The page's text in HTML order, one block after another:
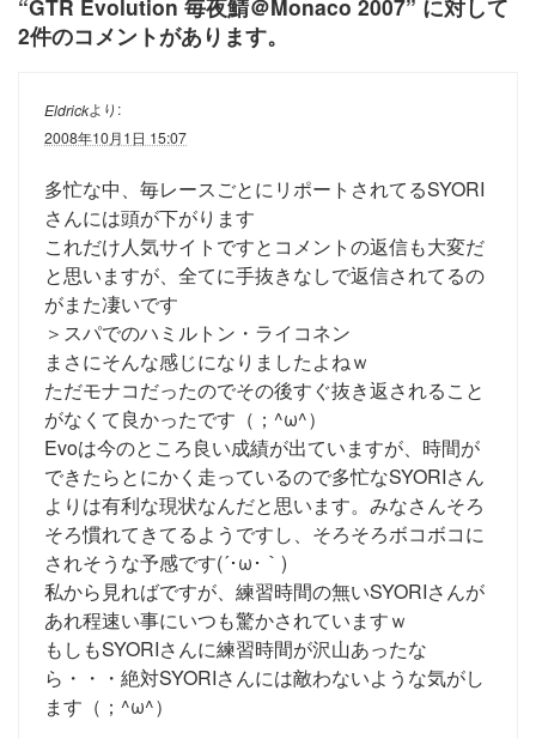
“GTR Evolution 毎夜鯖＠Monaco 2007” に対して
2件のコメントがあります。
Eldrickより:
2008年10月1日 15:07
多忙な中、毎レースごとにリポートされてるSYORI
さんには頭が下がります
これだけ人気サイトですとコメントの返信も大変だ
と思いますが、全てに手抜きなしで返信されてるの
がまた凄いです
＞スパでのハミルトン・ライコネン
まさにそんな感じになりましたよねｗ
ただモナコだったのでその後すぐ抜き返されること
がなくて良かったです（；^ω^）
Evoは今のところ良い成績が出ていますが、時間が
できたらとにかく走っているので多忙なSYORIさん
よりは有利な現状なんだと思います。みなさんそろ
そろ慣れてきてるようですし、そろそろボコボコに
されそうな予感です(´･ω･｀)
私から見ればですが、練習時間の無いSYORIさんが
あれ程速い事にいつも驚かされていますｗ
もしもSYORIさんに練習時間が沢山あったな
ら・・・絶対SYORIさんには敵わないような気がし
ます（；^ω^）